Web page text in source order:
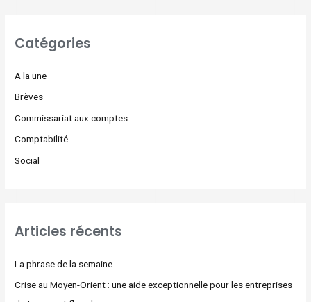
Catégories
A la une
Brèves
Commissariat aux comptes
Comptabilité
Social
Articles récents
La phrase de la semaine
Crise au Moyen-Orient : une aide exceptionnelle pour les entreprises